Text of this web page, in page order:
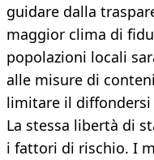
guidare dalla
maggior clima di
popolazioni locali
alle misure di
limitare il diffondersi
La stessa libertà di
i fattori di rischio. I